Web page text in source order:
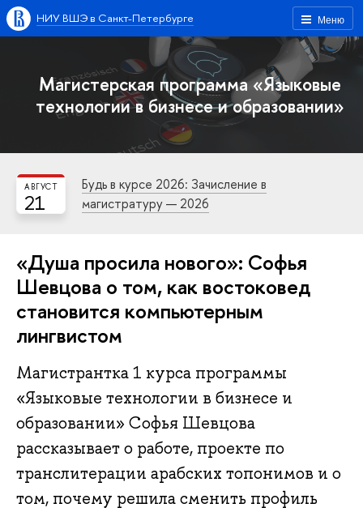
Меню
НИУ ВШЭ в Санкт-Петербурге
Магистерская программа «Языковые
технологии в бизнесе и образовании»
21
АВГУСТ
Будь в курсе 2026: Зачисление в
магистратуру — 2026
«Душа просила нового»: Софья
Шевцова о том, как востоковед
становится компьютерным
лингвистом
Магистрантка 1 курса программы
«Языковые технологии в бизнесе и
образовании» Софья Шевцова
рассказывает о работе, проекте по
транслитерации арабских топонимов и о
том, почему решила сменить профиль